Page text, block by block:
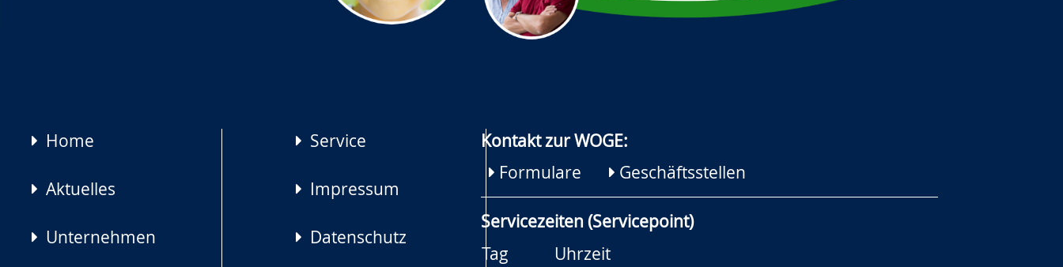
Navigation
Home
Aktuelles
Unternehmen
Service
Impressum
Datenschutz
Kontakt zur WOGE:
Formulare
Geschäftsstellen
Servicezeiten (Servicepoint)
Tag
Uhrzeit